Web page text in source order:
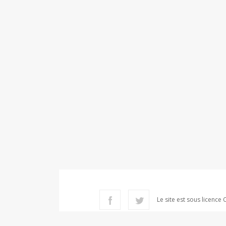
Le site est sous licence